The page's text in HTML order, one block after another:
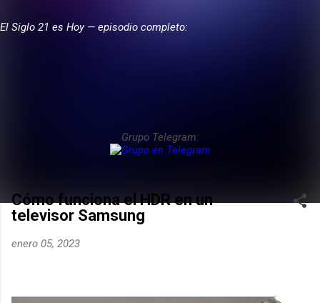
El Siglo 21 es Hoy — episodio completo:
Grupo Telegram:
Cómo funciona el HDR en un
televisor Samsung
enero 05, 2023